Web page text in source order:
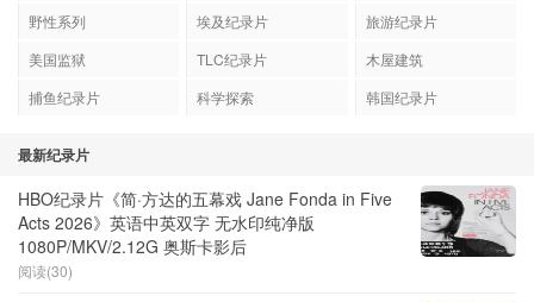
野性系列
埃及纪录片
旅游纪录片
美国监狱
TLC纪录片
木屋建筑
捕鱼纪录片
科学探索 韩国纪录片
最新纪录片
HBO纪录片《简·方达的五幕戏 Jane Fonda in Five
Acts 2026》英语中英双字 无水印纯净版
1080P/MKV/2.12G 奥斯卡影后
阅读(30)